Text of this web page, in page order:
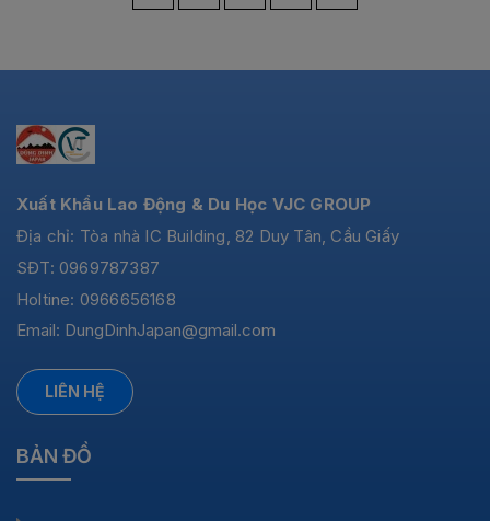
Xuất Khẩu Lao Động & Du Học VJC GROUP
Địa chỉ: Tòa nhà IC Building, 82 Duy Tân, Cầu Giấy
SĐT: 0969787387
Holtine: 0966656168
Email: DungDinhJapan@gmail.com
LIÊN HỆ
BẢN ĐỒ